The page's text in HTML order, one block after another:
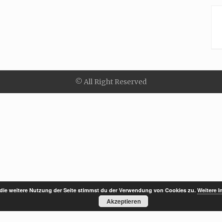
© All Right Reserved
weitere Nutzung der Seite stimmst du der Verwendung von Cookies zu. Weitere
Akzeptieren